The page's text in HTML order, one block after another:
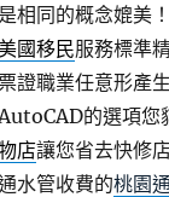
相同的概念媲美
國移民服務標準
證職業任意形產
的選項您
店讓您省去快修
水管收費的桃園